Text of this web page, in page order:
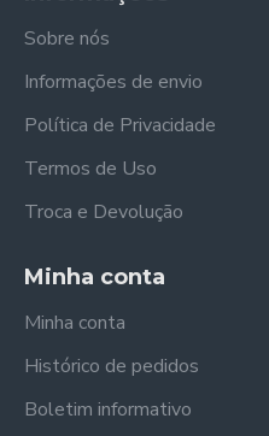
Sobre nós
Informações de envio
Política de Privacidade
Termos de Uso
Troca e Devolução
Minha conta
Minha conta
Histórico de pedidos
Boletim informativo